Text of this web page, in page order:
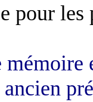
pour les